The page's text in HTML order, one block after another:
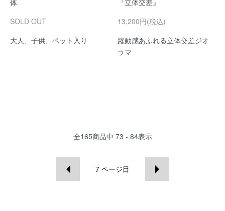
体
SOLD OUT
大人、子供、ペット入り
『立体交差』
13,200円(税込)
躍動感あふれる立体交差ジオ
ラマ
全165商品中 73 - 84表示
7 ページ目